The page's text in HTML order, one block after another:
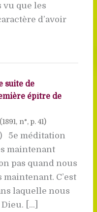
vu que les
d’avoir
suite de
épître de
1891, n°, p. 41)
5e méditation
maintenant
pas quand nous
C’est
laquelle nous
[...]